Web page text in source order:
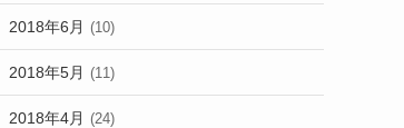
2018年6月 (10)
2018年5月 (11)
2018年4月 (24)